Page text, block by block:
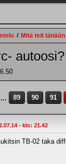
/ Mitä teit
autoosi?
... 89 90 91
- klo: 21.42
TB-02 taka